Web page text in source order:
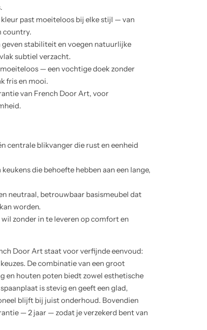
past moeiteloos bij elke stijl — van
country.
stabiliteit en voegen natuurlijke
subtiel verzacht.
— een vochtige doek zonder
fris en mooi.
van French Door Art, voor
centrale blikvanger die rust en eenheid
die behoefte hebben aan een lange,
neutraal, betrouwbaar basismeubel dat
worden.
zonder in te leveren op comfort en
Door Art staat voor verfijnde eenvoud:
De combinatie van een groot
en houten poten biedt zowel esthetische
is stevig en geeft een glad,
blijft bij juist onderhoud. Bovendien
— 2 jaar — zodat je verzekerd bent van